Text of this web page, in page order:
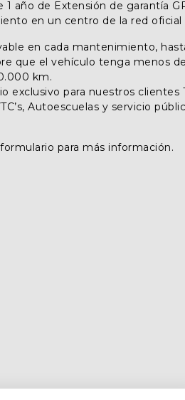
1 año de Extensión de garantía
en un centro de la red oficial
en cada mantenimiento,
que el vehículo tenga menos
km.
exclusivo para nuestros clientes
Autoescuelas y servicio
para más información.